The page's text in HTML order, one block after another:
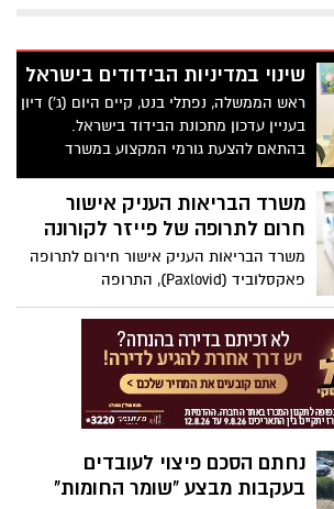
שינוי במדיניות הבידודים בישראל
ראש הממשלה, נפתלי בנט, קיים היום (ג') דיון
בעניין עדכון מתכונת הבידוד בישראל.
בהתאם להצעת גורמי המקצוע במשרד
למחוסנים שנחשפו למאומת בנגיף הקורונה
משרד הבריאות העניק אישור
חרום לתרופה של פייזר לקורונה
משרד הבריאות העניק אישור חירום לתרופה
פאקסלוביד (Paxlovid), התרופה
האנטי-ויראלית של חברת פייזר לטיפול
בקורונה
נחתם הסכם פיצוי לעובדים
בעקבות מבצע "שומר החומות"